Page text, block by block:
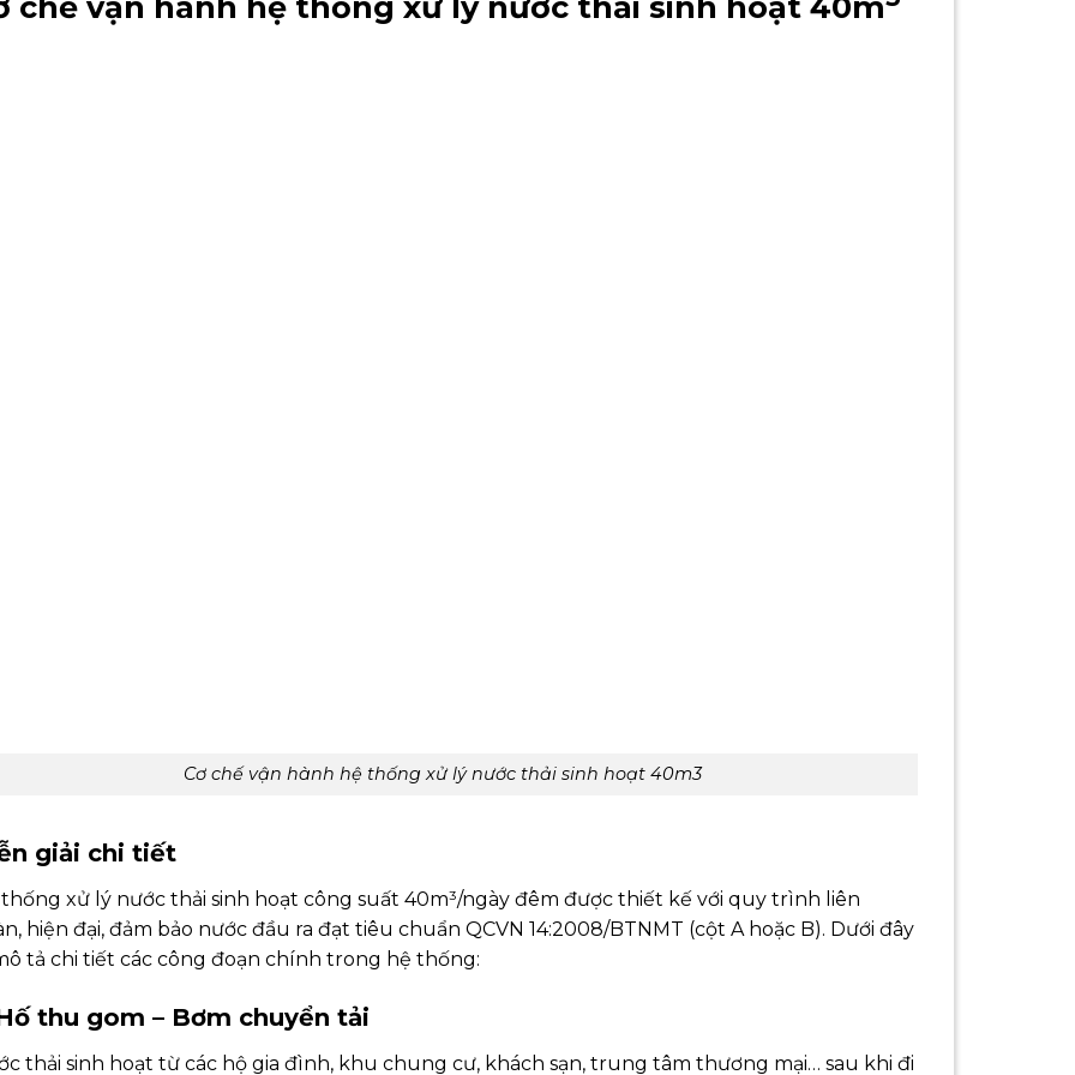
Cơ chế vận hành hệ thống xử lý nước thải sinh hoạt 40m3
giải chi tiết
xử lý nước thải sinh hoạt công suất 40m³/ngày đêm được thiết kế với quy trình liên
hiện đại, đảm bảo nước đầu ra đạt tiêu chuẩn QCVN 14:2008/BTNMT (cột A hoặc B). Dưới đây
tả chi tiết các công đoạn chính trong hệ thống:
thu gom – Bơm chuyển tải
thải sinh hoạt từ các hộ gia đình, khu chung cư, khách sạn, trung tâm thương mại… sau khi đi